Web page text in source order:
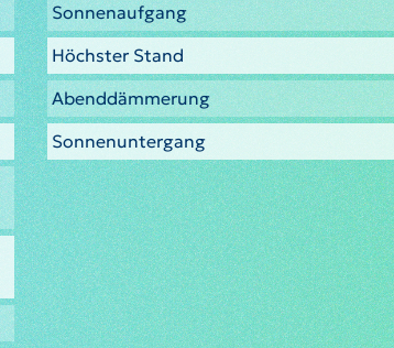
Sonnenaufgang
Höchster Stand
Abenddämmerung
Sonnenuntergang